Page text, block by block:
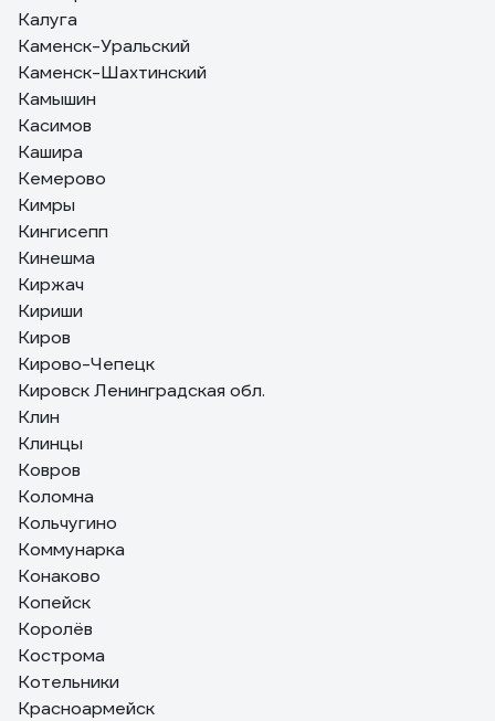
Калуга
Каменск-Уральский
Каменск-Шахтинский
Камышин
Касимов
Кашира
Кемерово
Кимры
Кингисепп
Кинешма
Киржач
Кириши
Киров
Кирово-Чепецк
Кировск Ленинградская обл.
Клин
Клинцы
Ковров
Коломна
Кольчугино
Коммунарка
Конаково
Копейск
Королёв
Кострома
Котельники
Красноармейск